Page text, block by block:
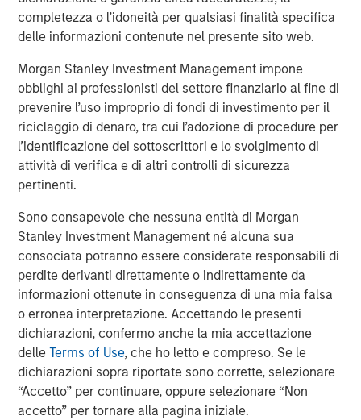
completezza o l’idoneità per qualsiasi finalità specifica
delle informazioni contenute nel presente sito web.
Morgan Stanley Investment Management impone
obblighi ai professionisti del settore finanziario al fine di
prevenire l’uso improprio di fondi di investimento per il
riciclaggio di denaro, tra cui l’adozione di procedure per
l’identificazione dei sottoscrittori e lo svolgimento di
attività di verifica e di altri controlli di sicurezza
pertinenti.
Sono consapevole che nessuna entità di Morgan
Stanley Investment Management né alcuna sua
consociata potranno essere considerate responsabili di
perdite derivanti direttamente o indirettamente da
informazioni ottenute in conseguenza di una mia falsa
o erronea interpretazione. Accettando le presenti
dichiarazioni, confermo anche la mia accettazione
delleTerms of Use, che ho letto e compreso. Se le
dichiarazioni sopra riportate sono corrette, selezionare
“Accetto” per continuare, oppure selezionare “Non
accetto” per tornare alla pagina iniziale.
management . Founded in 2006, MSIP has invested in a
diverse portfolio of 40 investments across transportation,
targets assets that provide essential public goods and
services with the potential for value creation through
active asset management. For further information
about Morgan Stanley Infrastructure Partners, please visit
www.morganstanley.com/im/infrastructurepartners.
About Morgan Stanley Investment Management
Morgan Stanley Investment Management, together with
its investment advisory affiliates, has more than 1,300
investment professionals around the world and $1.5
trillion in assets under management or supervision as of
March 31, 2024. Morgan Stanley Investment Management
strives to provide outstanding long-term investment
performance, service, and a comprehensive suite of
investment management solutions to a diverse client
base, which includes governments, institutions,
corporations and individuals worldwide. For further
information about Morgan Stanley Investment